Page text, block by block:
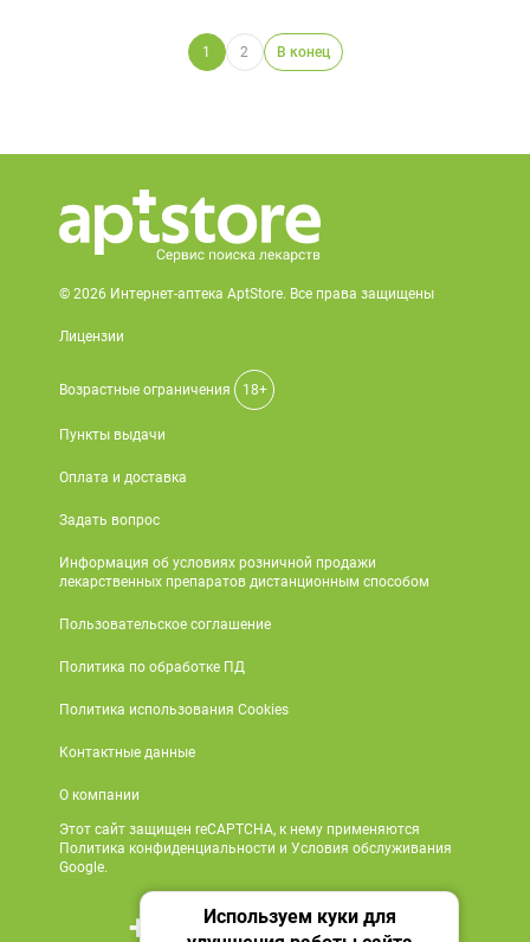
1 2 В конец
© 2026 Интернет-аптека AptStore. Все права защищены
Лицензии
Возрастные ограничения 18+
Пункты выдачи
Оплата и доставка
Задать вопрос
Информация об условиях розничной продажи
лекарственных препаратов дистанционным способом
Пользовательское соглашение
Политика по обработке ПД
Политика использования Cookies
Контактные данные
О компании
Этот сайт защищен reCAPTCHA, к нему применяются
Политика конфиденциальности и Условия обслуживания
Google.
+7 495 419 18 18
Используем куки для